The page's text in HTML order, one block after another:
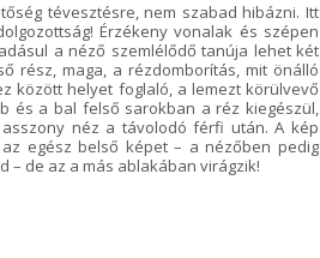
tévesztésre, nem szabad hibázni. Itt
Érzékeny vonalak és szépen
a néző szemlélődő tanúja lehet két
rész, maga, a rézdomborítás, mit önálló
között helyet foglaló, a lemezt körülvevő
és a bal felső sarokban a réz kiegészül,
néz a távolodó férfi után. A kép
egész belső képet – a nézőben pedig
– de az a más ablakában virágzik!